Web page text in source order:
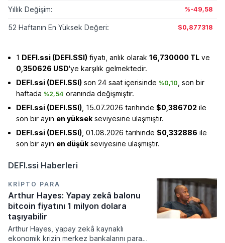
Yıllık Değişim: %-49,58
52 Haftanın En Yüksek Değeri: $0,877318
1 DEFI.ssi (DEFI.SSI) fiyatı, anlık olarak 16,730000 TL ve
0,350626 USD'ye karşılık gelmektedir.
DEFI.ssi (DEFI.SSI) son 24 saat içerisinde %0,10 , son bir
haftada %2,54 oranında değişmiştir.
DEFI.ssi (DEFI.SSI) , 15.07.2026 tarihinde $0,386702 ile
son bir ayın en yüksek seviyesine ulaşmıştır.
DEFI.ssi (DEFI.SSI) , 01.08.2026 tarihinde $0,332886 ile
son bir ayın en düşük seviyesine ulaşmıştır.
DEFI.ssi Haberleri
KRIPTO PARA
Arthur Hayes: Yapay zekâ balonu
bitcoin fiyatını 1 milyon dolara
taşıyabilir
Arthur Hayes, yapay zekâ kaynaklı
ekonomik krizin merkez bankalarını para